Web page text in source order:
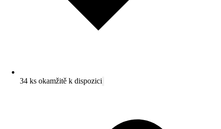
34 ks okamžitě k dispozici